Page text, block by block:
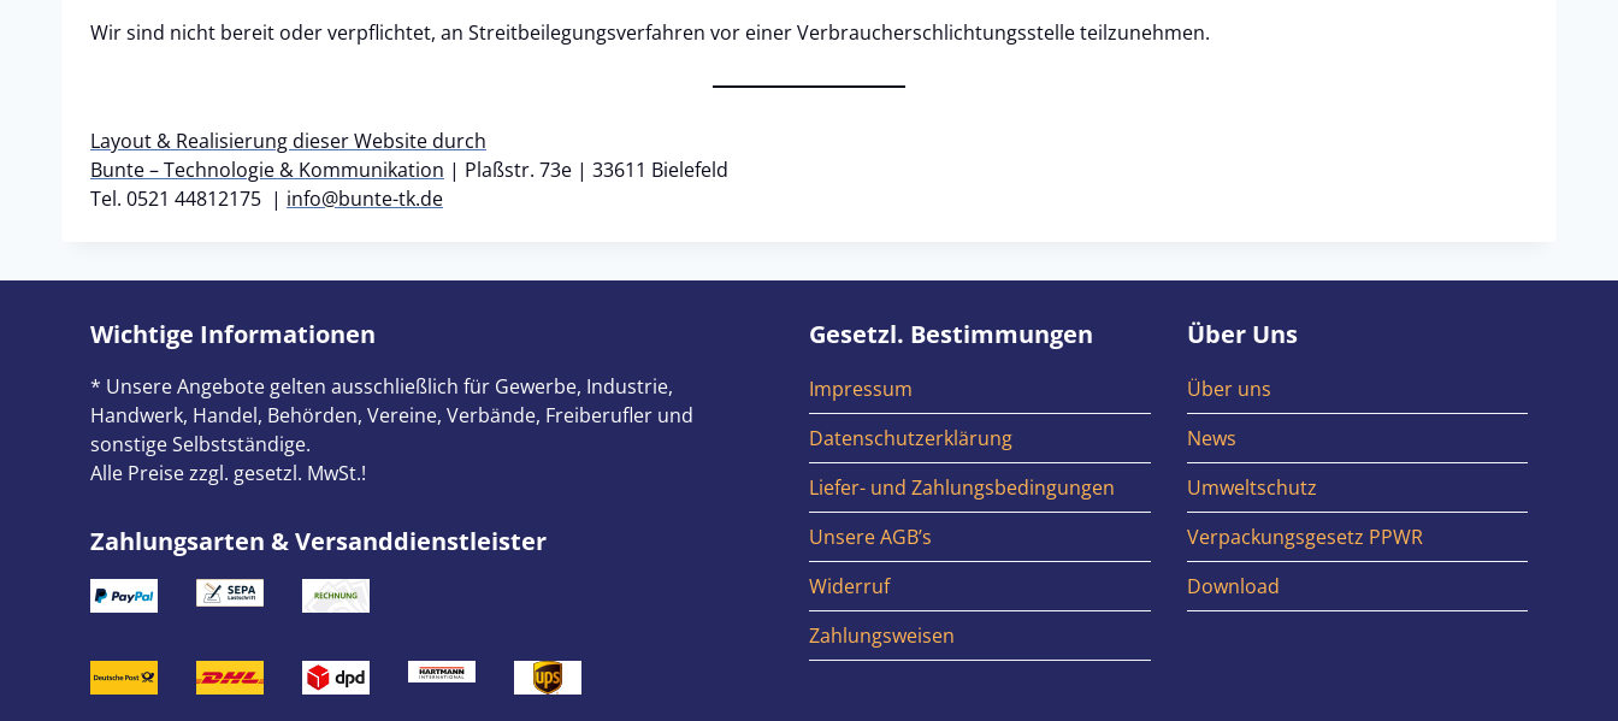
Wir sind nicht bereit oder verpflichtet, an Streitbeilegungsverfahren vor einer Verbraucherschlichtungsstelle teilzunehmen.
Layout & Realisierung dieser Website durch
Bunte – Technologie & Kommunikation | Plaßstr. 73e | 33611 Bielefeld
Tel. 0521 44812175 | info@bunte-tk.de
Wichtige Informationen
* Unsere Angebote gelten ausschließlich für Gewerbe, Industrie,
Handwerk, Handel, Behörden, Vereine, Verbände, Freiberufler und
sonstige Selbstständige.
Alle Preise zzgl. gesetzl. MwSt.!
Zahlungsarten & Versanddienstleister
Gesetzl. Bestimmungen
Impressum
Datenschutzerklärung
Liefer- und Zahlungsbedingungen
Unsere AGB’s
Widerruf
Zahlungsweisen
Über Uns
Über uns
News
Umweltschutz
Verpackungsgesetz PPWR
Download